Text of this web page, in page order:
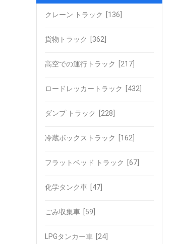
クレーン トラック [136]
貨物トラック [362]
高空での運行トラック [217]
ロードレッカートラック [432]
ダンプ トラック [228]
冷蔵ボックストラック [162]
フラットベッド トラック [67]
化学タンク車 [47]
ごみ収集車 [59]
LPGタンカー車 [24]